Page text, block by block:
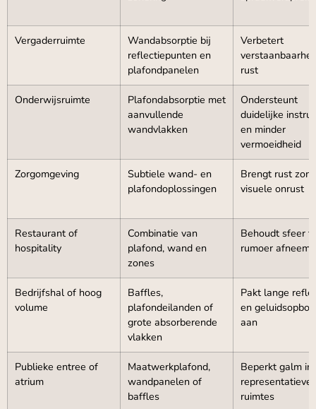
Vergaderruimte
Wandabsorptie bij
reflectiepunten en
plafondpanelen
Verbetert
rust
Onderwijsruimte
Plafondabsorptie met
aanvullende
wandvlakken
Ondersteunt
duidelijke
en minder
vermoeidheid
Zorgomgeving
Subtiele wand- en
plafondoplossingen
Brengt rust
visuele onrust
Restaurant of
hospitality
Combinatie van
plafond, wand en
zones
Behoudt sfeer
rumoer afneemt
Bedrijfshal of hoog
volume
Baffles,
plafondeilanden of
grote absorberende
vlakken
Pakt lange
en
aan
Publieke entree of
atrium
Maatwerkplafond,
wandpanelen of
baffles
Beperkt galm in
representatieve
ruimtes